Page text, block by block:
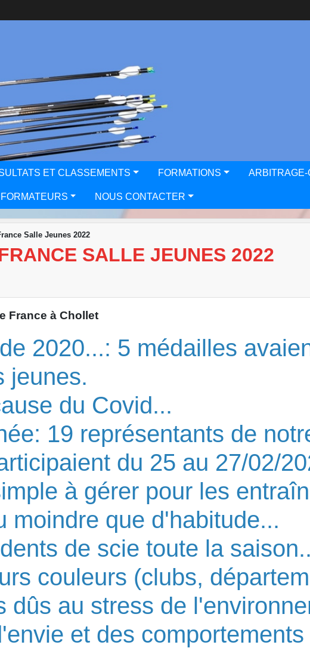
ET CLASSEMENTS FORMATIONS
NOUS CONTACTER
Salle Jeunes 2022
SALLE JEUNES 2022
France à Chollet
2020...: 5 médailles
jeunes.
du Covid...
19 représentants de
du 25 au 27/02/
à gérer pour les
moindre que d'habitude...
de scie toute la
couleurs (clubs,
dûs au stress de
et des